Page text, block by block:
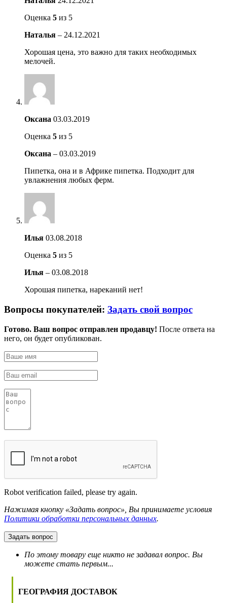
Оценка 5 из 5
Наталья – 24.12.2021
Хорошая цена, это важно для таких необходимых
мелочей.
Оксана 03.03.2019
Оценка 5 из 5
Оксана – 03.03.2019
Пипетка, она и в Африке пипетка. Подходит для
увлажнения любых ферм.
Илья 03.08.2018
Оценка 5 из 5
Илья – 03.08.2018
Хорошая пипетка, нареканий нет!
Вопросы покупателей: Задать свой вопрос
Готово. Ваш вопрос отправлен продавцу! После ответа на
него, он будет опубликован.
Robot verification failed, please try again.
Нажимая кнопку «Задать вопрос», Вы принимаете условия
Политики обработки персональных данных.
Задать вопрос
По этому товару еще никто не задавал вопрос. Вы
можете стать первым...
ГЕОГРАФИЯ ДОСТАВОК